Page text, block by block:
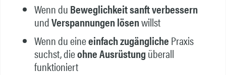
Wenn duBeweglichkeit sanft verbessern
undVerspannungen lösenwillst
Wenn du eineeinfach zugänglichePraxis
suchst, dieohne Ausrüstungüberall
funktioniert